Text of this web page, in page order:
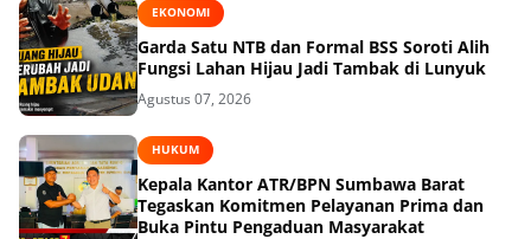
EKONOMI
Garda Satu NTB dan Formal BSS Soroti Alih
Fungsi Lahan Hijau Jadi Tambak di Lunyuk
Agustus 07, 2026
HUKUM
Kepala Kantor ATR/BPN Sumbawa Barat
Tegaskan Komitmen Pelayanan Prima dan
Buka Pintu Pengaduan Masyarakat